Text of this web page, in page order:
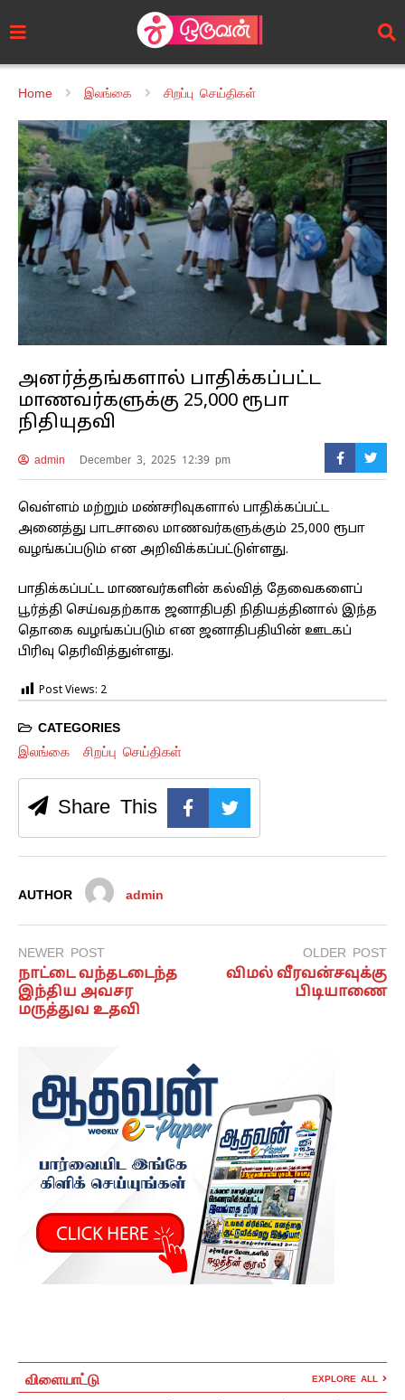
Home இலங்கை சிறப்பு செய்திகள்
அனர்த்தங்களால் பாதிக்கப்பட்ட
மாணவர்களுக்கு 25,000 ரூபா
நிதியுதவி
admin December 3, 2025 12:39 pm
வெள்ளம் மற்றும் மண்சரிவுகளால் பாதிக்கப்பட்ட
அனைத்து பாடசாலை மாணவர்களுக்கும் 25,000 ரூபா
வழங்கப்படும் என அறிவிக்கப்பட்டுள்ளது.
பாதிக்கப்பட்ட மாணவர்களின் கல்வித் தேவைகளைப்
பூர்த்தி செய்வதற்காக ஜனாதிபதி நிதியத்தினால் இந்த
தொகை வழங்கப்படும் என ஜனாதிபதியின் ஊடகப்
பிரிவு தெரிவித்துள்ளது.
Post Views: 2
CATEGORIES
இலங்கை சிறப்பு செய்திகள்
Share This
AUTHOR admin
NEWER POST
நாட்டை வந்தடடைந்த
இந்திய அவசர
மருத்துவ உதவி
OLDER POST
விமல் வீரவன்சவுக்கு
பிடியாணை
விளையாட்டு EXPLORE ALL